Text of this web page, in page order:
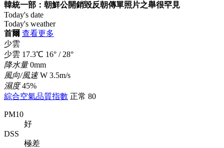
韓統一部：朝鮮公開銷毀反朝傳單照片之舉很罕見
Today's date
Today's weather
首爾 查看更多
少雲
少雲 17.3℃ 16° / 28°
降水量0mm
風向/風速W 3.5m/s
濕度45%
綜合空氣品質指數 正常 80
PM10
好
DSS
極差